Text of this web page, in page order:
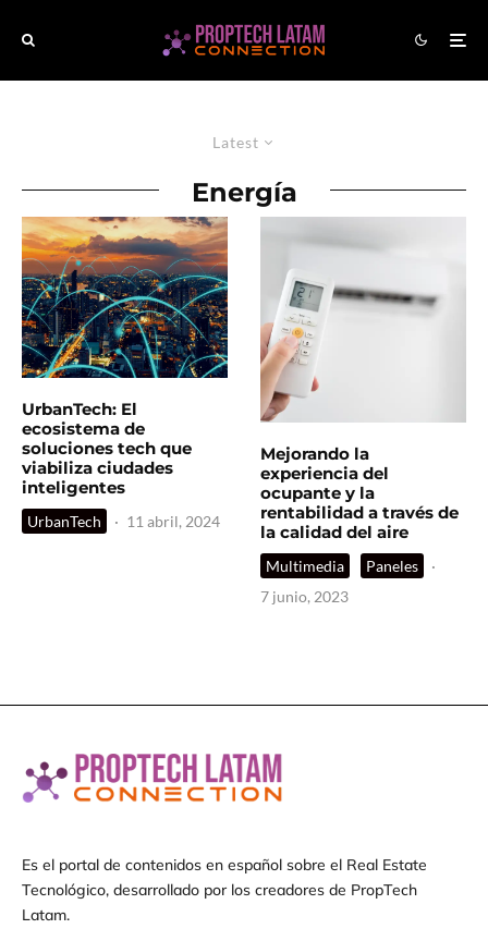
Latest
Energía
UrbanTech: El
ecosistema de
soluciones tech que
viabiliza ciudades
inteligentes
UrbanTech · 11 abril, 2024
Mejorando la
experiencia del
ocupante y la
rentabilidad a través de
la calidad del aire
Multimedia Paneles
·
7 junio, 2023
Es el portal de contenidos en español sobre el Real Estate
Tecnológico, desarrollado por los creadores de PropTech
Latam.